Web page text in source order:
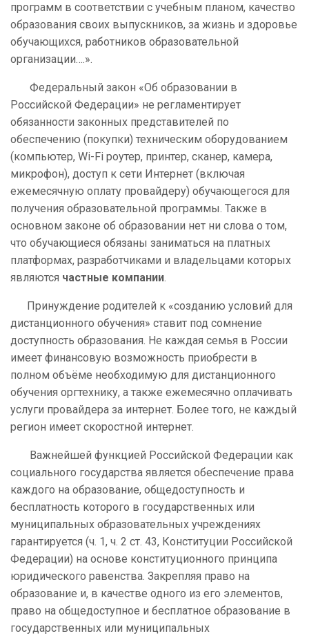
программ в соответствии с учебным планом, качество
образования своих выпускников, за жизнь и здоровье
обучающихся, работников образовательной
организации….».
Федеральный закон «Об образовании в
Российской Федерации» не регламентирует
обязанности законных представителей по
обеспечению (покупки) техническим оборудованием
(компьютер, Wi-Fi роутер, принтер, сканер, камера,
микрофон), доступ к сети Интернет (включая
ежемесячную оплату провайдеру) обучающегося для
получения образовательной программы. Также в
основном законе об образовании нет ни слова о том,
что обучающиеся обязаны заниматься на платных
платформах, разработчиками и владельцами которых
являются частные компании.
Принуждение родителей к «созданию условий для
дистанционного обучения» ставит под сомнение
доступность образования. Не каждая семья в России
имеет финансовую возможность приобрести в
полном объёме необходимую для дистанционного
обучения оргтехнику, а также ежемесячно оплачивать
услуги провайдера за интернет. Более того, не каждый
регион имеет скоростной интернет.
Важнейшей функцией Российской Федерации как
социального государства является обеспечение права
каждого на образование, общедоступность и
бесплатность которого в государственных или
муниципальных образовательных учреждениях
гарантируется (ч. 1, ч. 2 ст. 43, Конституции Российской
Федерации) на основе конституционного принципа
юридического равенства. Закрепляя право на
образование и, в качестве одного из его элементов,
право на общедоступное и бесплатное образование в
государственных или муниципальных